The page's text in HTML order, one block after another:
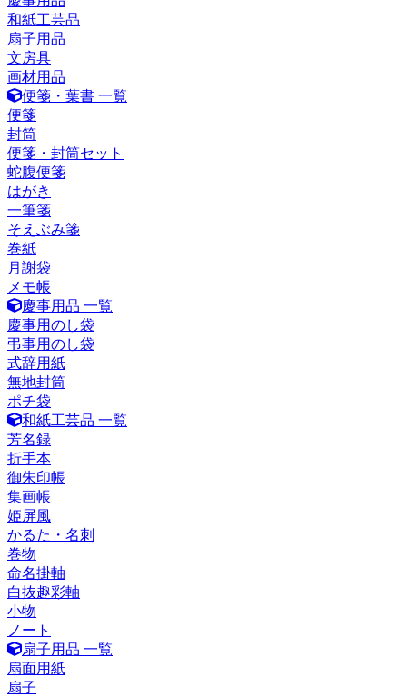
和紙工芸品
扇子用品
文房具
画材用品
便箋・葉書 一覧
便箋
封筒
便箋・封筒セット
蛇腹便箋
はがき
一筆箋
そえぶみ箋
巻紙
月謝袋
メモ帳
慶事用品 一覧
慶事用のし袋
弔事用のし袋
式辞用紙
無地封筒
ポチ袋
和紙工芸品 一覧
芳名録
折手本
御朱印帳
集画帳
姫屏風
かるた・名刺
巻物
命名掛軸
白抜趣彩軸
小物
ノート
扇子用品 一覧
扇面用紙
扇子